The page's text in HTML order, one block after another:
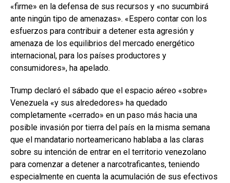
«firme» en la defensa de sus recursos y «no sucumbirá
ante ningún tipo de amenazas». «Espero contar con los
esfuerzos para contribuir a detener esta agresión y
amenaza de los equilibrios del mercado energético
internacional, para los países productores y
consumidores», ha apelado.
Trump declaró el sábado que el espacio aéreo «sobre»
Venezuela «y sus alrededores» ha quedado
completamente «cerrado» en un paso más hacia una
posible invasión por tierra del país en la misma semana
que el mandatario norteamericano hablaba a las claras
sobre su intención de entrar en el territorio venezolano
para comenzar a detener a narcotraficantes, teniendo
especialmente en cuenta la acumulación de sus efectivos